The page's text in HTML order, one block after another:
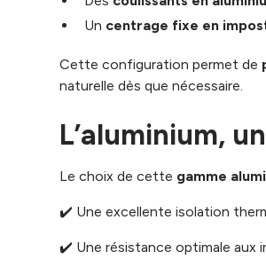
Un centrage fixe en
Cette configuration permet de
naturelle dès que nécessaire.
L’aluminium,
Le choix de cette gamme
✔️ Une excellente isolation
✔️ Une résistance optimale aux